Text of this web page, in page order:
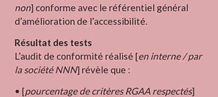
non] conforme avec le référentiel général
d’amélioration de l’accessibilité.
Résultat des tests
L’audit de conformité réalisé [en interne / par
la société NNN] révèle que :
• [pourcentage de critères RGAA respectés]